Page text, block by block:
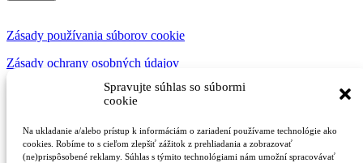
Spravujte súhlas so súbormi
cookie
Na ukladanie a/alebo prístup k informáciám o zariadení používame technológie ako
cookies. Robíme to s cieľom zlepšiť zážitok z prehliadania a zobrazovať
(ne)prispôsobené reklamy. Súhlas s týmito technológiami nám umožní spracovávať
Zásady používania súborov cookie
Zásady ochrany osobných údajov
Copyright ©2023-2025 Agrobilly.sk | Made with
Dopytový formulár
Vaše meno alebo názov firmy